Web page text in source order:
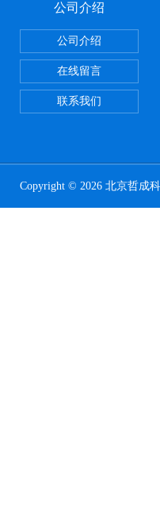
公司介绍
公司介绍
在线留言
联系我们
Copyright © 2026 北京哲成